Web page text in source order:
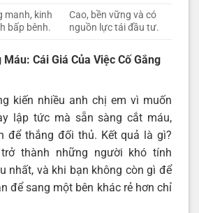
manh, kinh
bấp bênh.
Cao, bền vững và có
nguồn lực tái đầu tư.
Cái Giá Của Việc Cố Gắng
kiến nhiều anh chị em vì muốn
lập tức mà sẵn sàng cắt máu,
để thắng đối thủ. Kết quả là gì?
thành những người khó tính
nhất, và khi bạn không còn gì để
để sang một bên khác rẻ hơn chỉ